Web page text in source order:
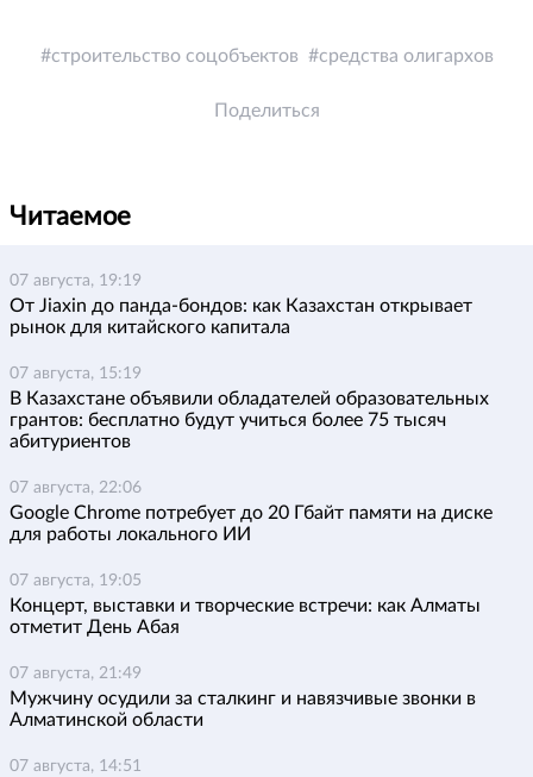
строительство соцобъектов средства олигархов
Поделиться
Читаемое
07 августа, 19:19
От Jiaxin до панда-бондов: как Казахстан открывает
рынок для китайского капитала
07 августа, 15:19
В Казахстане объявили обладателей образовательных
грантов: бесплатно будут учиться более 75 тысяч
абитуриентов
07 августа, 22:06
Google Chrome потребует до 20 Гбайт памяти на диске
для работы локального ИИ
07 августа, 19:05
Концерт, выставки и творческие встречи: как Алматы
отметит День Абая
07 августа, 21:49
Мужчину осудили за сталкинг и навязчивые звонки в
Алматинской области
07 августа, 14:51